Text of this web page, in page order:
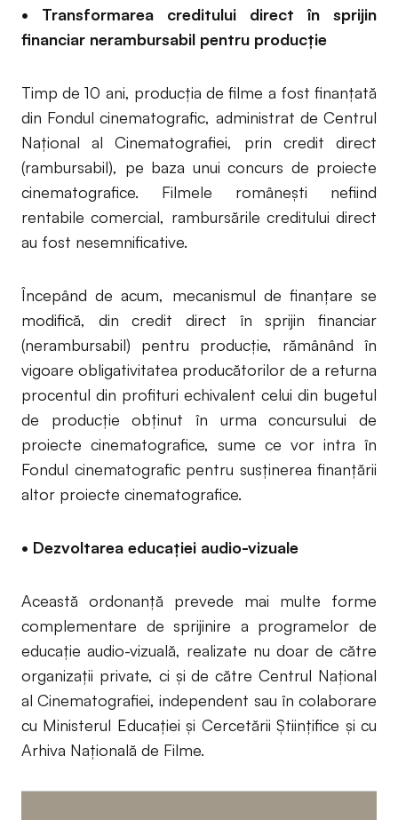
• Transformarea creditului direct în sprijin
financiar nerambursabil pentru producție
Timp de 10 ani, producția de filme a fost finanțată
din Fondul cinematografic, administrat de Centrul
Național al Cinematografiei, prin credit direct
(rambursabil), pe baza unui concurs de proiecte
cinematografice. Filmele românești nefiind
rentabile comercial, rambursările creditului direct
au fost nesemnificative.
Începând de acum, mecanismul de finanțare se
modifică, din credit direct în sprijin financiar
(nerambursabil) pentru producție, rămânând în
vigoare obligativitatea producătorilor de a returna
procentul din profituri echivalent celui din bugetul
de producție obținut în urma concursului de
proiecte cinematografice, sume ce vor intra în
Fondul cinematografic pentru susținerea finanțării
altor proiecte cinematografice.
• Dezvoltarea educației audio-vizuale
Această ordonanță prevede mai multe forme
complementare de sprijinire a programelor de
educație audio-vizuală, realizate nu doar de către
organizații private, ci și de către Centrul Național
al Cinematografiei, independent sau în colaborare
cu Ministerul Educației și Cercetării Științifice și cu
Arhiva Națională de Filme.